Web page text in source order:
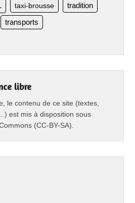
taxi-brousse tradition
transports
libre
le contenu de ce site (textes,
est mis à disposition sous
(CC-BY-SA).